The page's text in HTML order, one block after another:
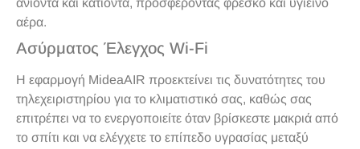
ανιόντα και κατιόντα, προσφέροντας φρέσκο και υγιεινό
αέρα.
Ασύρματος Έλεγχος Wi-Fi
Η εφαρμογή MideaAIR προεκτείνει τις δυνατότητες του
τηλεχειριστηρίου για το κλιματιστικό σας, καθώς σας
επιτρέπει να το ενεργοποιείτε όταν βρίσκεστε μακριά από
το σπίτι και να ελέγχετε το επίπεδο υγρασίας μεταξύ